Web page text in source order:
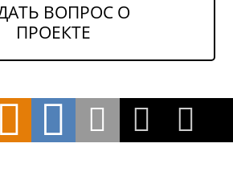
ВОПРОС О
ПРОЕКТЕ